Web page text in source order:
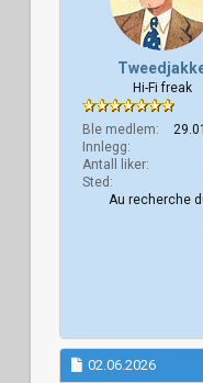
Hi-Fi freak
Ble medlem
Innlegg
Antall liker
Sted
Au recherche
02.06.2026